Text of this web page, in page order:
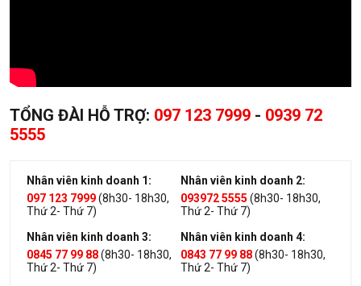
TỔNG ĐÀI HỖ TRỢ: 097 123 7999 - 0939 72
5555
Nhân viên kinh doanh 1:
097 123 7999(8h30- 18h30,
Thứ 2- Thứ 7)
Nhân viên kinh doanh 2:
093972 5555 (8h30- 18h30,
Thứ 2- Thứ 7)
Nhân viên kinh doanh 3:
0845 77 99 88(8h30- 18h30,
Thứ 2- Thứ 7)
Nhân viên kinh doanh 4:
0843 77 99 88(8h30- 18h30,
Thứ 2- Thứ 7)